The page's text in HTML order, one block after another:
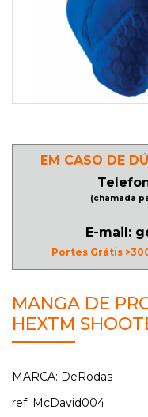
PROMOÇÕES
DERBY
EM CASO DE
(chamada
E-mail:
Portes Grátis
MANGA DE
HEXTM
MARCA: DeRodas
ref: McDavid004